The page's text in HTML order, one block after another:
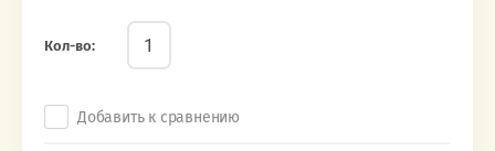
Кол-во:
Добавить к сравнению